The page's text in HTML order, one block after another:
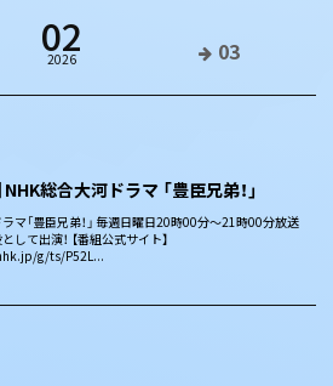
02
2026 03
NHK総合大河ドラマ 「豊臣兄弟！」
マ「豊臣兄弟！」 毎週日曜日20時00分～21時00分放送
して出演！ 【番組公式サイト】
g/ts/P52L...